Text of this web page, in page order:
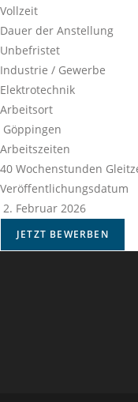
Vollzeit
Dauer der Anstellung
Unbefristet
Industrie / Gewerbe
Elektrotechnik
Arbeitsort
Göppingen
Arbeitszeiten
40 Wochenstunden
Veröffentlichungsdatum
2. Februar 2026
JETZT BEWERBEN